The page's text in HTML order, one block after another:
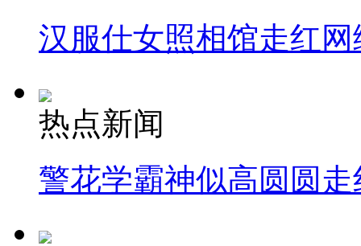
汉服仕女照相馆走红网
热点新闻
警花学霸神似高圆圆走